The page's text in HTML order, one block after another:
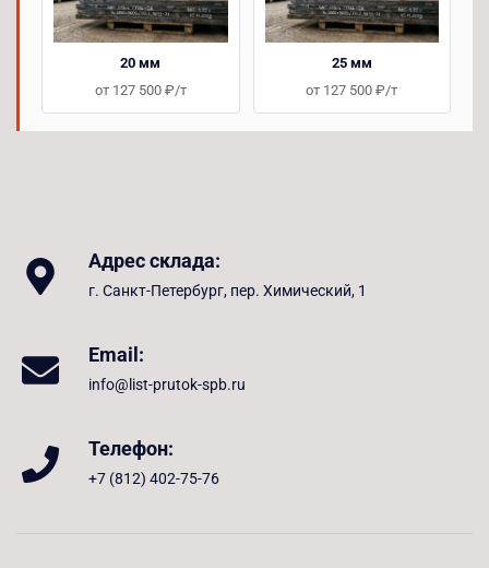
20 мм
от 127 500 ₽/т
25 мм
от 127 500 ₽/т
Адрес склада:
г. Санкт-Петербург, пер. Химический, 1
Email:
info@list-prutok-spb.ru
Телефон:
+7 (812) 402-75-76